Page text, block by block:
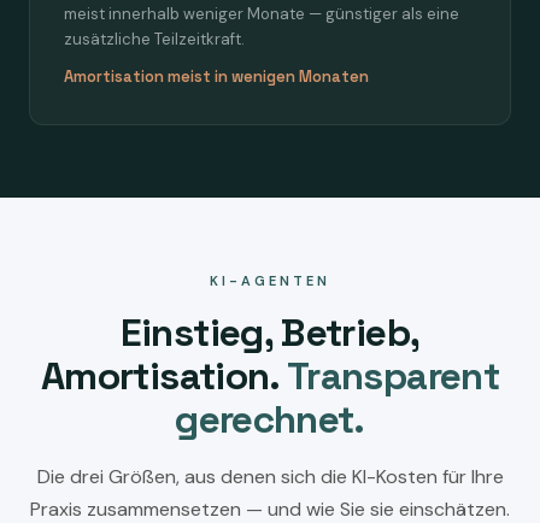
meist innerhalb weniger Monate — günstiger als eine
zusätzliche Teilzeitkraft.
Amortisation meist in wenigen Monaten
KI-AGENTEN
Einstieg, Betrieb,
Amortisation. Transparent
gerechnet.
Die drei Größen, aus denen sich die KI-Kosten für Ihre
Praxis zusammensetzen — und wie Sie sie einschätzen.